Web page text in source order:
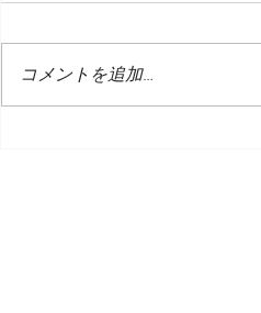
コメントを追加…